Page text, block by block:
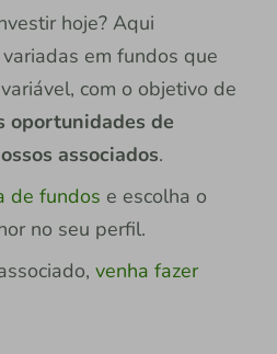
hoje? Aqui
em fundos que
com o objetivo de
oportunidades de
associados.
de fundos e escolha o
no seu perfil.
venha fazer